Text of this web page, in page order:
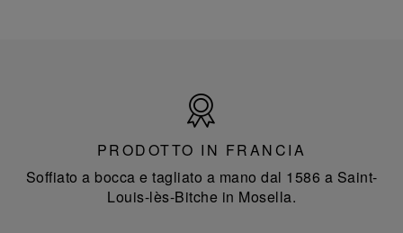
Francia
PRODOTTO IN FRANCIA
Soffiato a bocca e tagliato a mano dal 1586 a Saint-
Louis-lès-Bitche in Mosella.